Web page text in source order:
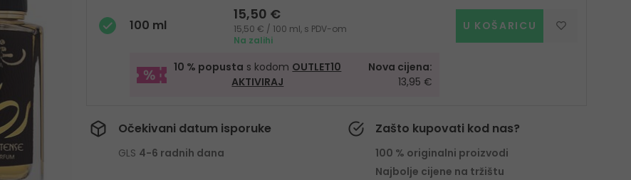
100 ml
15,50 €
15,50 € / 100 ml, s PDV-om
Na zalihi
U KOŠARICU
10 % popusta s kodom OUTLET10
AKTIVIRAJ
Nova cijena:
13,95 €
Očekivani datum isporuke
GLS 4-6 radnih dana
Zašto kupovati kod nas?
100 % originalni proizvodi
Najbolje cijene na tržištu